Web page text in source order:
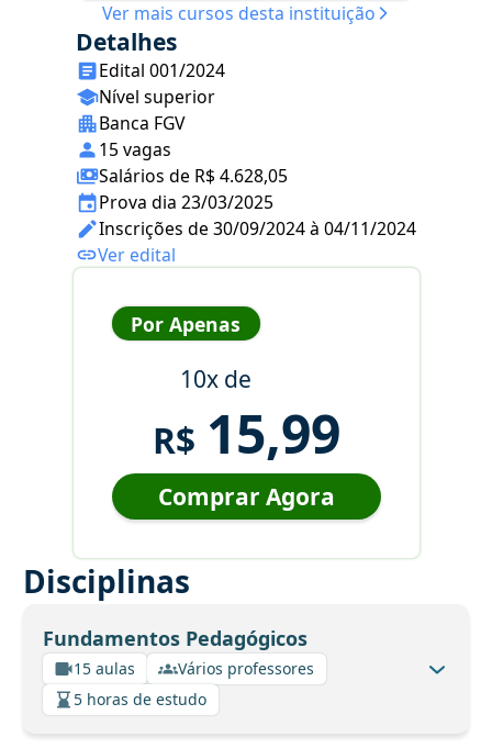
Ver mais cursos desta instituição
Detalhes
Edital 001/2024
Nível superior
Banca FGV
15 vagas
Salários de R$ 4.628,05
Prova dia 23/03/2025
Inscrições de 30/09/2024 à 04/11/2024
Ver edital
Por Apenas
10x de
R$ 15,99
Comprar Agora
Disciplinas
Fundamentos Pedagógicos
15 aulas
Vários professores
5 horas de estudo